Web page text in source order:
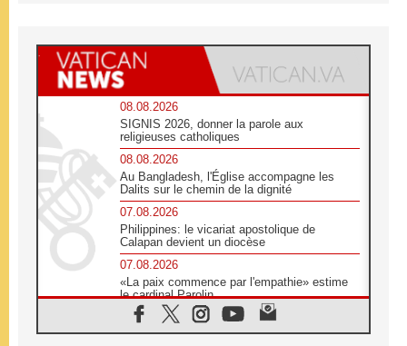
08.08.2026
SIGNIS 2026, donner la parole aux
religieuses catholiques
08.08.2026
Au Bangladesh, l'Église accompagne les
Dalits sur le chemin de la dignité
07.08.2026
Philippines: le vicariat apostolique de
Calapan devient un diocèse
07.08.2026
«La paix commence par l'empathie» estime
le cardinal Parolin
07.08.2026
En Colombie, «la paix ne s'achète pas avec